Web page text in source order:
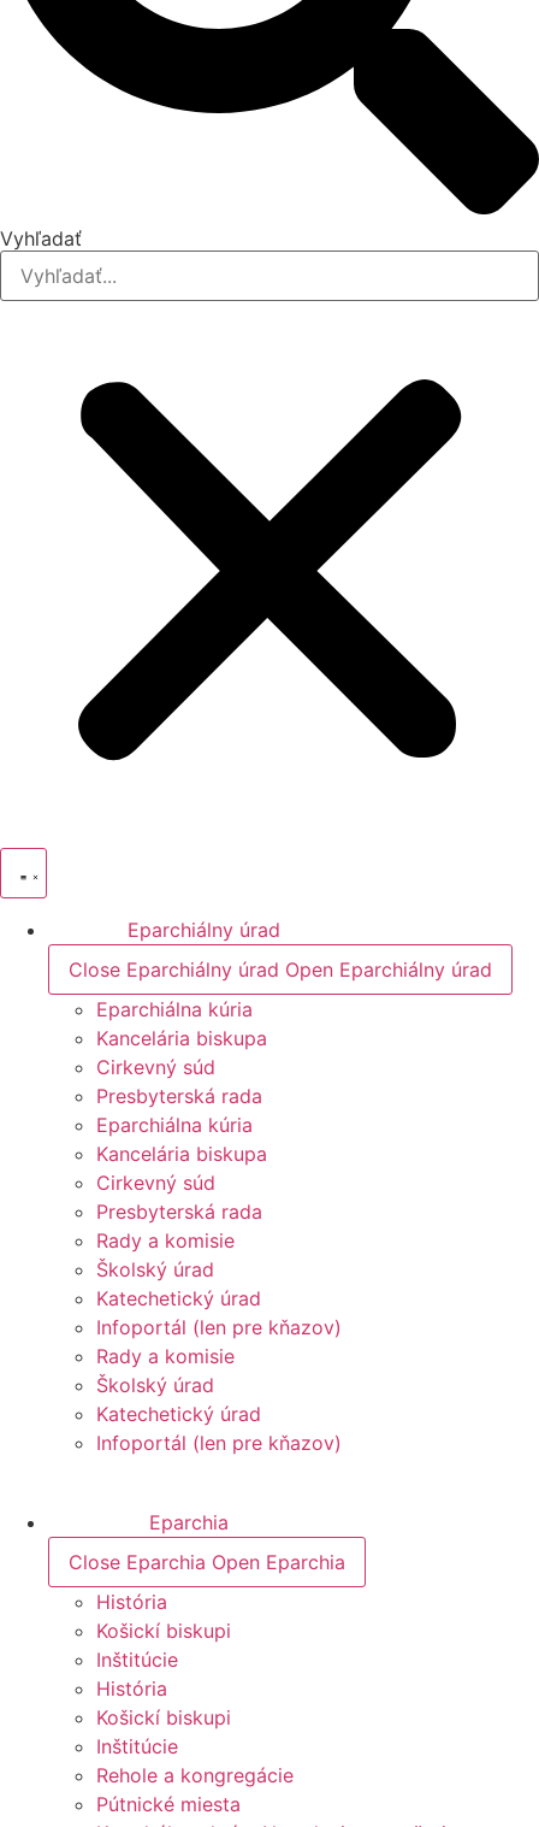
Vyhľadať
Eparchiálny úrad
Close Eparchiálny úrad Open Eparchiálny úrad
Eparchiálna kúria
Kancelária biskupa
Cirkevný súd
Presbyterská rada
Eparchiálna kúria
Kancelária biskupa
Cirkevný súd
Presbyterská rada
Rady a komisie
Školský úrad
Katechetický úrad
Infoportál (len pre kňazov)
Rady a komisie
Školský úrad
Katechetický úrad
Infoportál (len pre kňazov)
Eparchia
Close Eparchia Open Eparchia
História
Košickí biskupi
Inštitúcie
História
Košickí biskupi
Inštitúcie
Rehole a kongregácie
Pútnické miesta